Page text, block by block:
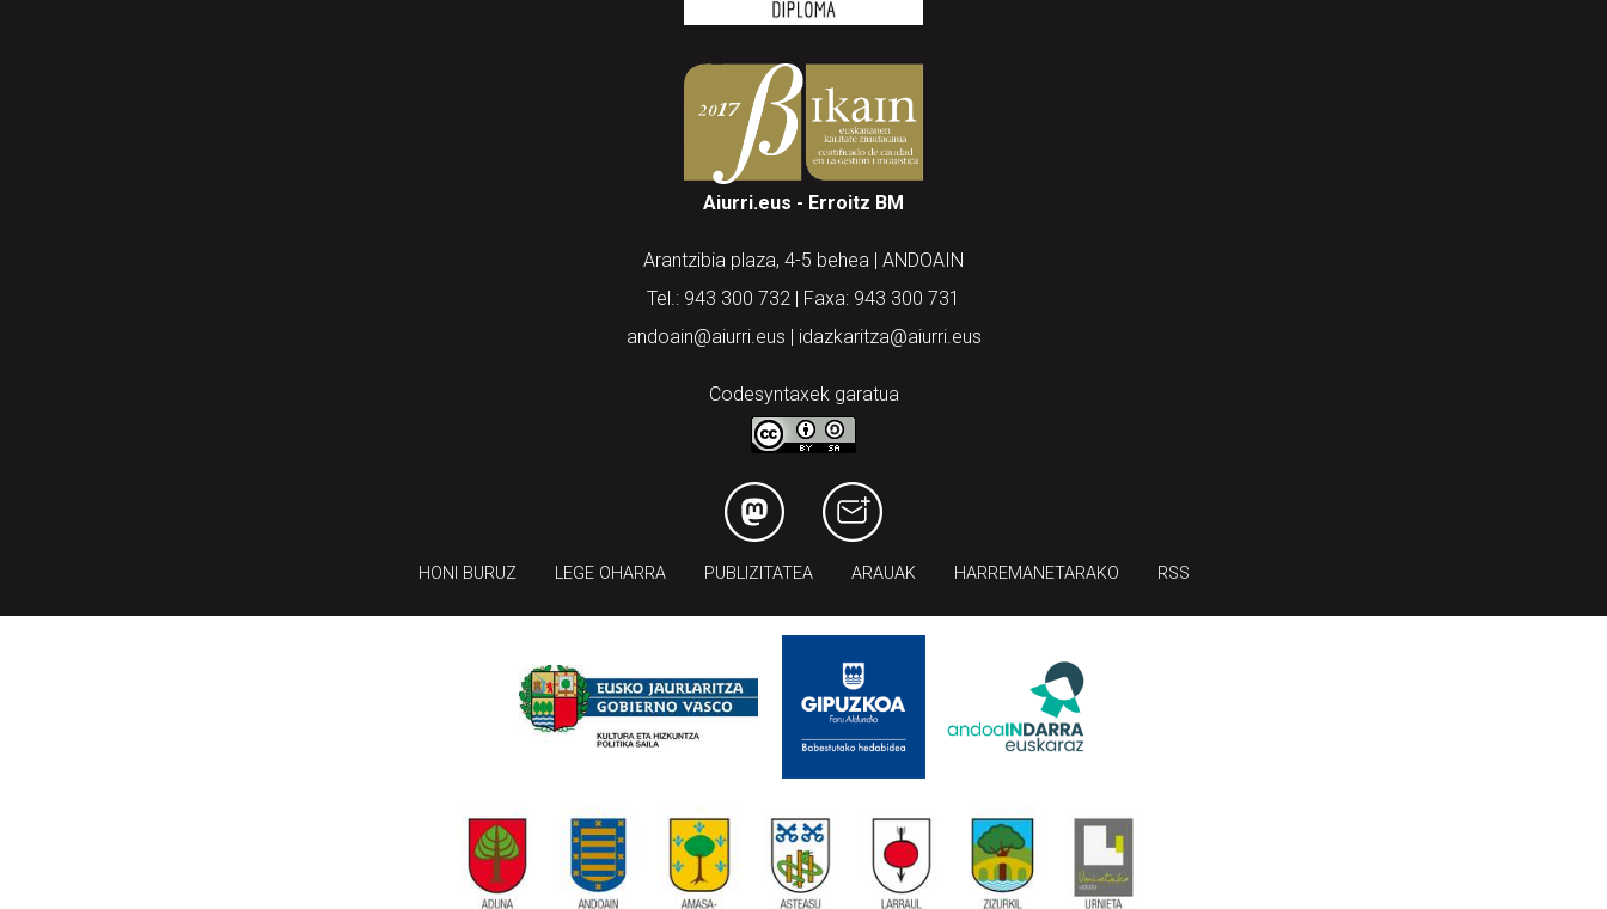
Aiurri.eus - Erroitz BM
Arantzibia plaza, 4-5 behea | ANDOAIN
Tel.: 943 300 732 | Faxa: 943 300 731
andoain@aiurri.eus | idazkaritza@aiurri.eus
Codesyntaxek garatua
HONI BURUZ LEGE OHARRA PUBLIZITATEA ARAUAK HARREMANETARAKO RSS